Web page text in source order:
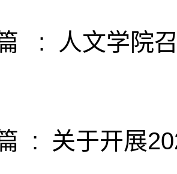
:
人文学院
: 关于开展